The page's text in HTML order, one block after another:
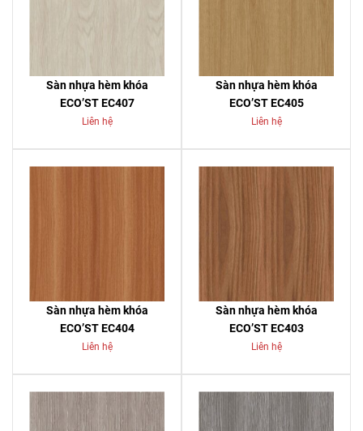
Sàn nhựa hèm khóa
ECO’ST EC407
Liên hệ
Sàn nhựa hèm khóa
ECO’ST EC405
Liên hệ
Sàn nhựa hèm khóa
ECO’ST EC404
Liên hệ
Sàn nhựa hèm khóa
ECO’ST EC403
Liên hệ